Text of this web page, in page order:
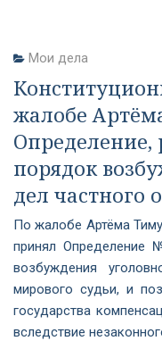
Мои дела
жалобе
Определение,
порядок
дел частного
По жалобе Артёма
принял
возбуждения
мирового судьи, и
государства
вследствие